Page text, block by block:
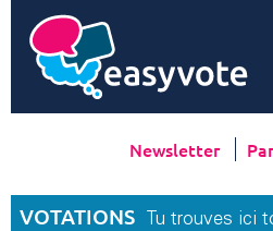
Newsletter
VOTATIONS
Tu trouves ici